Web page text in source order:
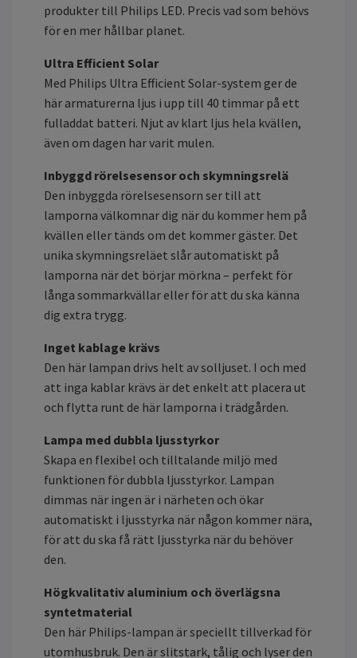
produkter till Philips LED. Precis vad som behövs
för en mer hållbar planet.
Ultra Efficient Solar
Med Philips Ultra Efficient Solar-system ger de
här armaturerna ljus i upp till 40 timmar på ett
fulladdat batteri. Njut av klart ljus hela kvällen,
även om dagen har varit mulen.
Inbyggd rörelsesensor och skymningsrelä
Den inbyggda rörelsesensorn ser till att
lamporna välkomnar dig när du kommer hem på
kvällen eller tänds om det kommer gäster. Det
unika skymningsreläet slår automatiskt på
lamporna när det börjar mörkna – perfekt för
långa sommarkvällar eller för att du ska känna
dig extra trygg.
Inget kablage krävs
Den här lampan drivs helt av solljuset. I och med
att inga kablar krävs är det enkelt att placera ut
och flytta runt de här lamporna i trädgården.
Lampa med dubbla ljusstyrkor
Skapa en flexibel och tilltalande miljö med
funktionen för dubbla ljusstyrkor. Lampan
dimmas när ingen är i närheten och ökar
automatiskt i ljusstyrka när någon kommer nära,
för att du ska få rätt ljusstyrka när du behöver
den.
Högkvalitativ aluminium och överlägsna
syntetmaterial
Den här Philips-lampan är speciellt tillverkad för
utomhusbruk. Den är slitstark, tålig och lyser den